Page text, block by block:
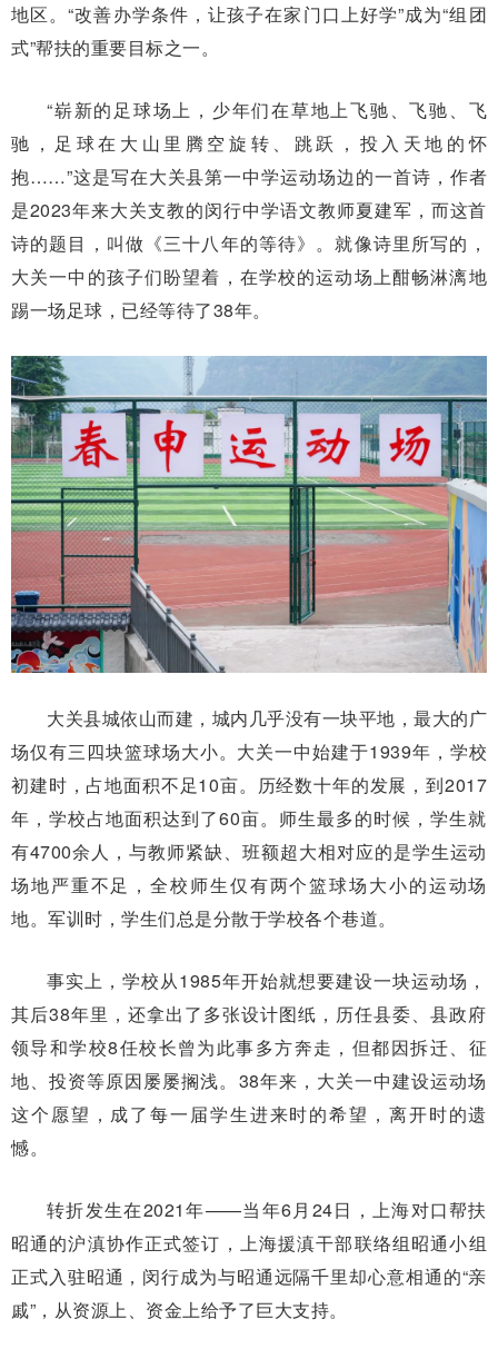
地区。“改善办学条件，让孩子在家门口上好学”成为“组团
式”帮扶的重要目标之一。
“崭新的足球场上，少年们在草地上飞驰、飞驰、飞
驰，足球在大山里腾空旋转、跳跃，投入天地的怀
抱……”这是写在大关县第一中学运动场边的一首诗，作者
是2023年来大关支教的闵行中学语文教师夏建军，而这首
诗的题目，叫做《三十八年的等待》。就像诗里所写的，
大关一中的孩子们盼望着，在学校的运动场上酣畅淋漓地
踢一场足球，已经等待了38年。
大关县城依山而建，城内几乎没有一块平地，最大的广
场仅有三四块篮球场大小。大关一中始建于1939年，学校
初建时，占地面积不足10亩。历经数十年的发展，到2017
年，学校占地面积达到了60亩。师生最多的时候，学生就
有4700余人，与教师紧缺、班额超大相对应的是学生运动
场地严重不足，全校师生仅有两个篮球场大小的运动场
地。军训时，学生们总是分散于学校各个巷道。
事实上，学校从1985年开始就想要建设一块运动场，
其后38年里，还拿出了多张设计图纸，历任县委、县政府
领导和学校8任校长曾为此事多方奔走，但都因拆迁、征
地、投资等原因屡屡搁浅。38年来，大关一中建设运动场
这个愿望，成了每一届学生进来时的希望，离开时的遗
憾。
转折发生在2021年——当年6月24日，上海对口帮扶
昭通的沪滇协作正式签订，上海援滇干部联络组昭通小组
正式入驻昭通，闵行成为与昭通远隔千里却心意相通的“亲
戚”，从资源上、资金上给予了巨大支持。